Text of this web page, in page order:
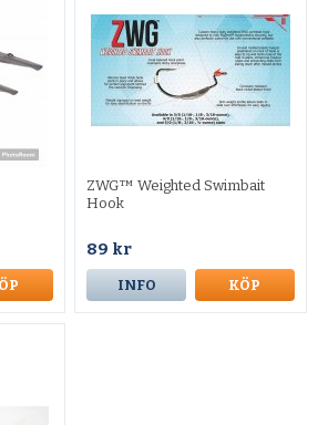
ZWG™ Weighted Swimbait
Hook
89 kr
INFO KÖP